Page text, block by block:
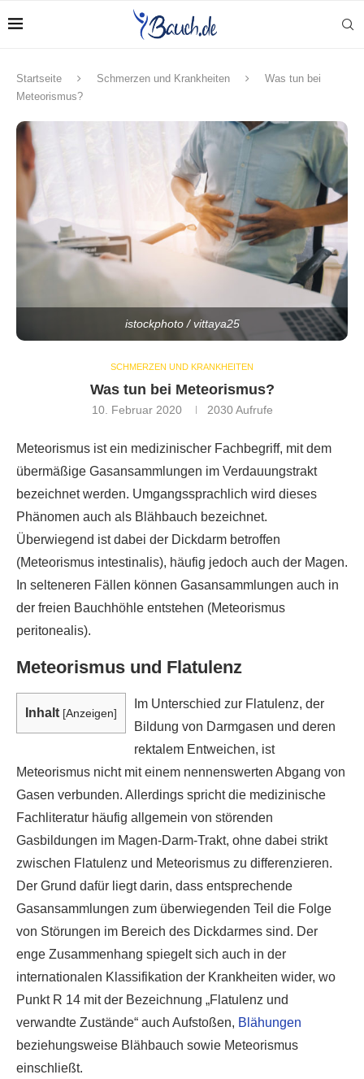
Startseite Schmerzen und Krankheiten
Was tun bei
Meteorismus?
istockphoto / vittaya25
SCHMERZEN UND KRANKHEITEN
Was tun bei Meteorismus?
10. Februar 2020 2030Aufrufe
Meteorismus ist ein medizinischer Fachbegriff, mit dem
übermäßige Gasansammlungen im Verdauungstrakt
bezeichnet werden. Umgangssprachlich wird dieses
Phänomen auch als Blähbauch bezeichnet.
Überwiegend ist dabei der Dickdarm betroffen
(Meteorismus intestinalis), häufig jedoch auch der Magen.
In selteneren Fällen können Gasansammlungen auch in
der freien Bauchhöhle entstehen (Meteorismus
peritonealis).
Meteorismus und Flatulenz
Inhalt [Anzeigen]
Im Unterschied zur Flatulenz, der
Bildung von Darmgasen und deren
rektalem Entweichen, ist
Meteorismus nicht mit einem nennenswerten Abgang von
Gasen verbunden. Allerdings spricht die medizinische
Fachliteratur häufig allgemein von störenden
Gasbildungen im Magen-Darm-Trakt, ohne dabei strikt
zwischen Flatulenz und Meteorismus zu differenzieren.
Der Grund dafür liegt darin, dass entsprechende
Gasansammlungen zum überwiegenden Teil die Folge
von Störungen im Bereich des Dickdarmes sind. Der
enge Zusammenhang spiegelt sich auch in der
internationalen Klassifikation der Krankheiten wider, wo
Punkt R 14 mit der Bezeichnung „Flatulenz und
verwandte Zustände“ auch Aufstoßen, Blähungen
beziehungsweise Blähbauch sowie Meteorismus
einschließt.